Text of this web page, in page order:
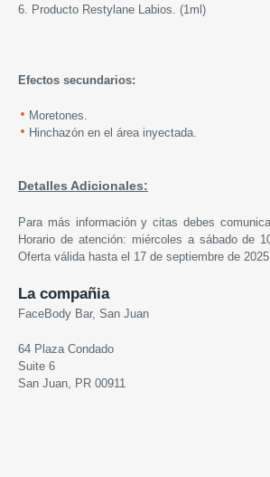
6. Producto Restylane Labios. (1ml)
Efectos secundarios:
Moretones.
Hinchazón en el área inyectada.
Detalles Adicionales:
Para más información y citas debes
Horario de atención: miércoles a sábado de
Oferta válida hasta el 17 de septiembre de 2025.
La compañia
FaceBody Bar, San Juan
64 Plaza Condado
Suite 6
San Juan, PR 00911